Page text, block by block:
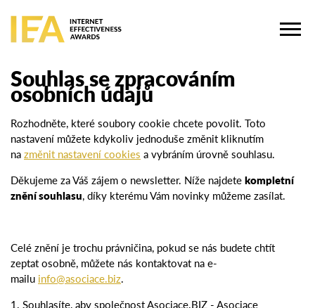
Souhlas se zpracováním
osobních údajů
Rozhodněte, které soubory cookie chcete povolit. Toto
nastavení můžete kdykoliv jednoduše změnit kliknutím
nazměnit nastavení cookies a vybráním úrovně souhlasu.
Děkujeme za Váš zájem o newsletter. Níže najdetekompletní
znění souhlasu, díky kterému Vám novinky můžeme zasílat.
Celé znění je trochu právničina, pokud se nás budete chtít
zeptat osobně, můžete nás kontaktovat na e-
mailu info@asociace.biz.
1. Souhlasíte, aby společnost Asociace.BIZ - Asociace